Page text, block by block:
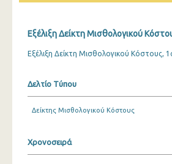
4o Τρίμηνο 2020
3o Τρίμηνο 2020
1o Τρίμηνο 2020
3o Τρίμηνο 2019
Εξέλιξη Δείκτη Μισθολογικού
Εξέλιξη Δείκτη Μισθολογικού Κόστους,
Δελτίο Τύπου
Δείκτης Μισθολογικού Κόστους
Χρονοσειρά